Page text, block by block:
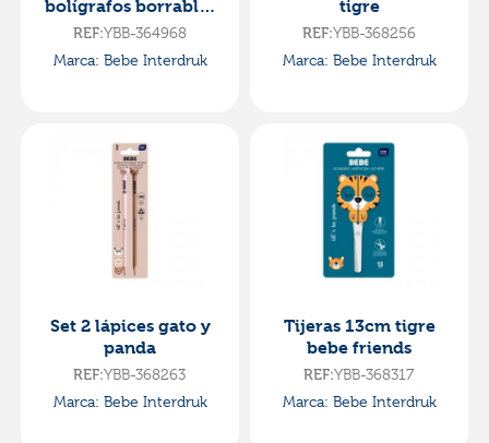
bolígrafos borrables
bebe friends
REF:YBB-364968
Marca: Bebe Interdruk
tigre
REF:YBB-368256
Marca: Bebe Interdruk
Set 2 lápices gato y
panda
REF:YBB-368263
Marca: Bebe Interdruk
Tijeras 13cm tigre
bebe friends
REF:YBB-368317
Marca: Bebe Interdruk